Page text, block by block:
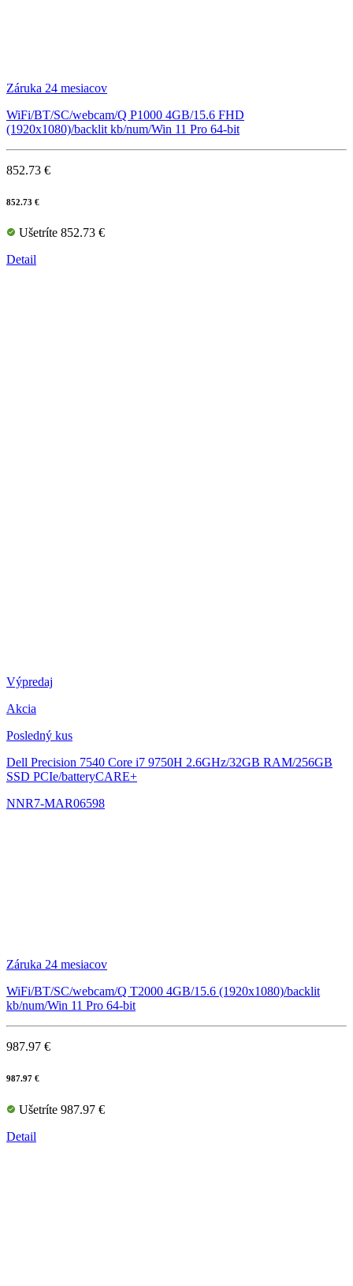
Záruka 24 mesiacov
WiFi/BT/SC/webcam/Q P1000 4GB/15.6 FHD
(1920x1080)/backlit kb/num/Win 11 Pro 64-bit
852.73 €
852.73 €
Ušetríte 852.73 €
Detail
Výpredaj
Akcia
Posledný kus
Dell Precision 7540 Core i7 9750H 2.6GHz/32GB RAM/256GB
SSD PCIe/batteryCARE+
NNR7-MAR06598
Záruka 24 mesiacov
WiFi/BT/SC/webcam/Q T2000 4GB/15.6 (1920x1080)/backlit
kb/num/Win 11 Pro 64-bit
987.97 €
987.97 €
Ušetríte 987.97 €
Detail